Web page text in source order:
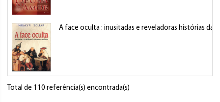
A face oculta : inusitadas e reveladoras histórias da
Total de 110 referência(s) encontrada(s)